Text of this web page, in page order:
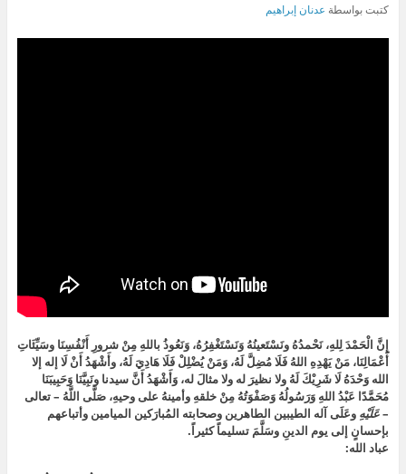
كتبت بواسطة عدنان إبراهيم
إِنَّ الْحَمْدَ لِلهِ، نَحْمدُهُ ونَسْتَعينُهُ وَنَسْتَغْفِرُهُ، وَنَعُوذُ باللهِ مِنْ شرورِ أَنْفُسِنَا وسَيِّئَاتِ
أَعْمَالِنَا، مَنْ يَهْدِهِ اللهُ فَلَا مُضِلَّ لَهُ، وَمَنْ يُضْلِلْ فَلَا هَادِيَ لَهُ، وأَشْهَدُ أَنْ لَا إله إلا
الله وَحْدَهُ لَا شَرِيْكَ لَهُ ولا نظيرَ له ولا مثالَ له، وَأَشْهَدُ أَنَّ سيدنا ونَبِيَّنَا وَحَبِيبَنَا
مُحَمَّدًا عَبْدُ اللهِ وَرَسُولُهُ وَصَفْوَتُهُ مِنْ خلقهِ وأمينهُ على وحيهِ، صَلَّى اللَّهُ – تعالى
–عَلَيْهِ وعَلَى آله الطيبين الطاهرين وصحابته المُبارَكين الميامين وأتباعهم
بإحسانٍ إلى يوم الدينِ وسَلَّمَ تسليماً كثيراً.
عباد الله: